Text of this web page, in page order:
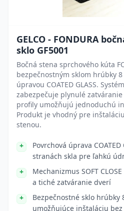
GELCO - FONDURA
sklo GF5001
Bočná stena sprchového kúta
bezpečnostným sklom hrúbky
úpravou COATED GLASS.
zabezpečuje plynulé
profily umožňujú jednoduchú
Produkt je vhodný pre
stenou.
Povrchová úprava COATED
stranách skla pre ľahkú
Mechanizmus SOFT
a tiché zatváranie dverí
Bezpečnostné sklo hrúbky
umožňujúce inštaláciu